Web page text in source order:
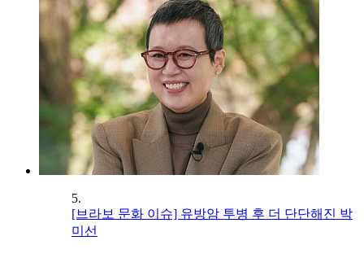
5.
[브라보 문화 이슈] 유방암 투병 후 더 단단해진 박
미선